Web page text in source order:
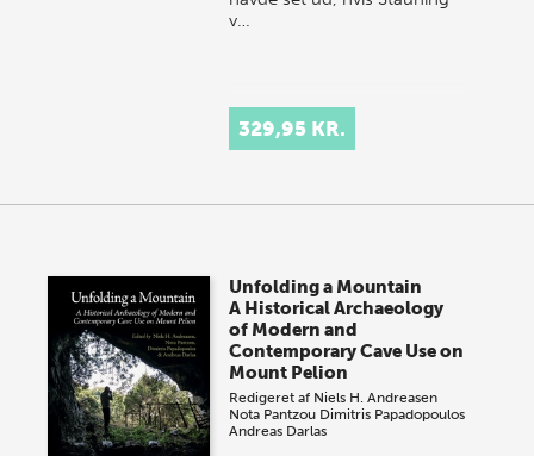
v…
329,95 KR.
Unfolding a Mountain
A Historical Archaeology
of Modern and
Contemporary Cave Use on
Mount Pelion
Redigeret af Niels H. Andreasen
Nota Pantzou Dimitris Papadopoulos
Andreas Darlas